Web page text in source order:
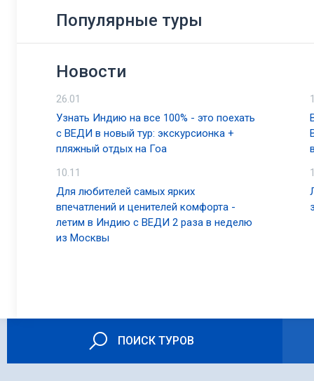
Популярные туры
Новости
26.01
Узнать Индию на все 100% - это поехать
с ВЕДИ в новый тур: экскурсионка +
пляжный отдых на Гоа
10.11
Для любителей самых ярких
впечатлений и ценителей комфорта -
летим в Индию с ВЕДИ 2 раза в неделю
из Москвы
ПОИСК ТУРОВ